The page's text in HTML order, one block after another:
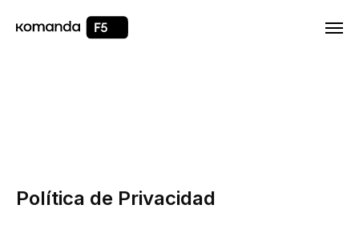
Html code will be here
Política de Privacidad